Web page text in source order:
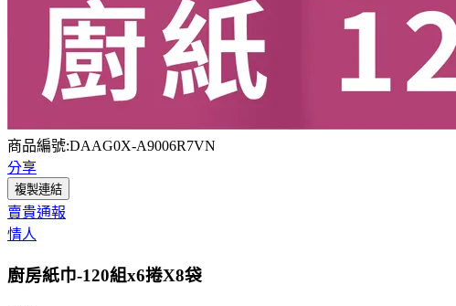
商品編號:DAAG0X-A9006R7VN
分享
複製連結
賣貴通報
情人
廚房紙巾-120組x6捲X8袋